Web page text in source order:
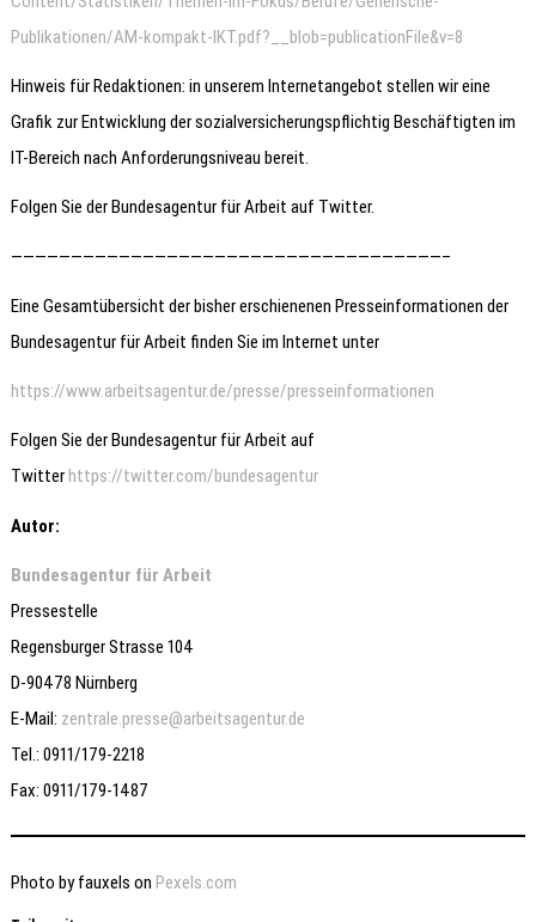
Publikationen/AM-kompakt-IKT.pdf?__blob=publicationFile&v=8
Hinweis für Redaktionen: in unserem Internetangebot stellen wir eine
Grafik zur Entwicklung der sozialversicherungspflichtig Beschäftigten im
IT-Bereich nach Anforderungsniveau bereit.
Folgen Sie der Bundesagentur für Arbeit auf Twitter.
————————————————————————————————————–
Eine Gesamtübersicht der bisher erschienenen Presseinformationen der
Bundesagentur für Arbeit finden Sie im Internet unter
https://www.arbeitsagentur.de/presse/presseinformationen
Folgen Sie der Bundesagentur für Arbeit auf
Twitter https://twitter.com/bundesagentur
Autor:
Bundesagentur für Arbeit
Pressestelle
Regensburger Strasse 104
D-90478 Nürnberg
E-Mail: zentrale.presse@arbeitsagentur.de
Tel.: 0911/179-2218
Fax: 0911/179-1487
Photo by fauxels on Pexels.com